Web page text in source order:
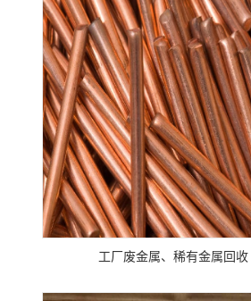
工厂废金属、稀有金属回收